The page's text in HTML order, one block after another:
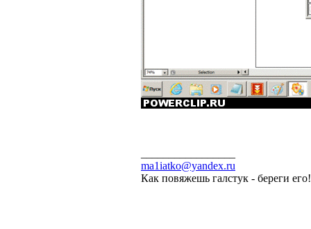
ma1iatko@yandex.ru
Как повяжешь галстук - береги